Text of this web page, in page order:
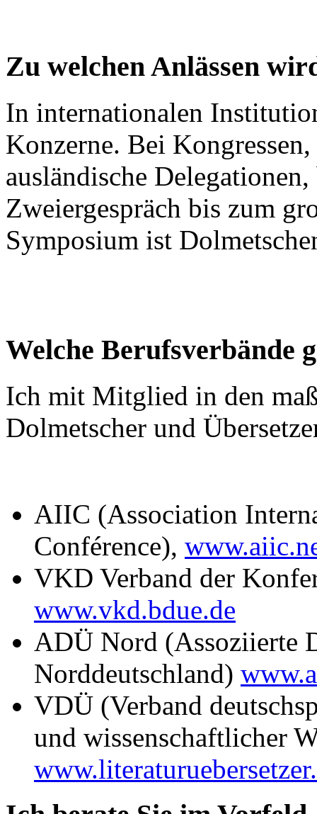
Zu welchen Anlässen
In internationalen
Konzerne. Bei
ausländische
Zweiergespräch bis zum
Symposium ist
Welche Berufsverbände
Ich mit Mitglied in den
Dolmetscher und
AIIC (Association
Conférence),
VKD Verband der
www.vkd.bdue.de
ADÜ Nord (Assoziierte
Norddeutschland)
VDÜ (Verband
und wissenschaftlicher